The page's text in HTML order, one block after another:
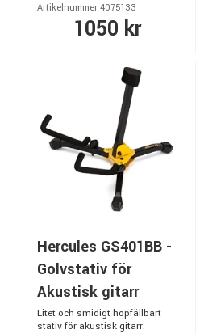
Artikelnummer 4075133
1050 kr
Hercules GS401BB -
Golvstativ för
Akustisk gitarr
Litet och smidigt hopfällbart
stativ för akustisk gitarr.